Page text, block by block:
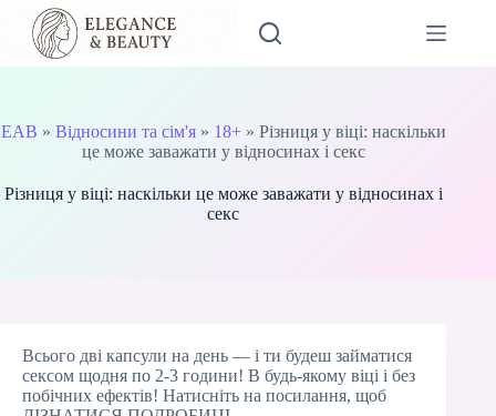
Перейти
вмісту
EAB » Відносини та сім'я» 18+» Різниця у віці: наскільки
це може заважати у відносинах і секс
Різниця у віці: наскільки це може заважати у відносинах і
секс
Всього дві капсули на день — і ти будеш займатися
сексом щодня по 2-3 години! В будь-якому віці і без
побічних ефектів! Натисніть на посилання, щоб